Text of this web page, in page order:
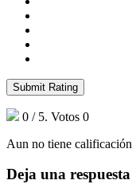
Submit Rating
0 / 5. Votos 0
Aun no tiene calificación
Deja una respuesta